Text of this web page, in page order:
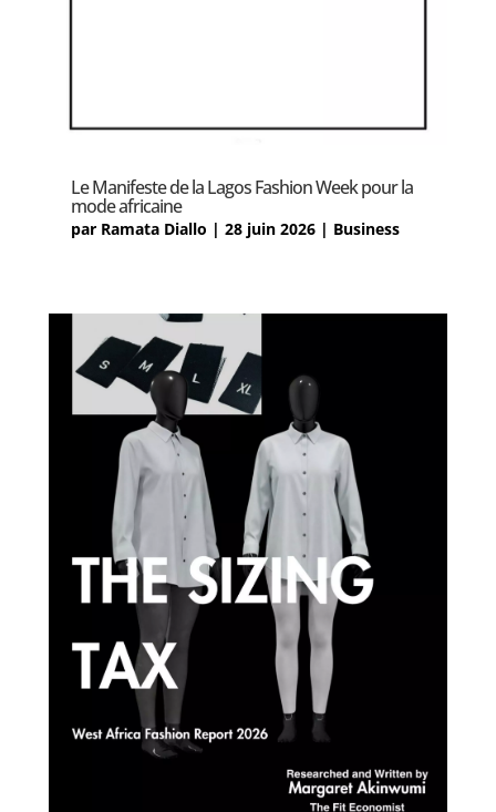
Le Manifeste de la Lagos Fashion Week pour la
mode africaine
par Ramata Diallo | 28 juin 2026| Business